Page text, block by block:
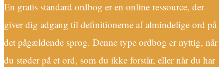
En gratis standard ordbog er en online ressource, der
giver dig adgang til definitionerne af almindelige ord på
det pågældende sprog. Denne type ordbog er nyttig, når
du støder på et ord, som du ikke forstår, eller når du har